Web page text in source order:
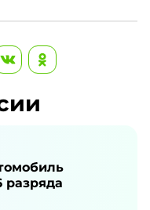
разряда